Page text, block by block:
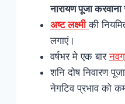
नारायण पूजा करवाना
अष्ट लक्ष्मी की
लगाएं।
वर्षभर मे एक बार
शनि दोष निवारण
नेगटिव प्रभाव को